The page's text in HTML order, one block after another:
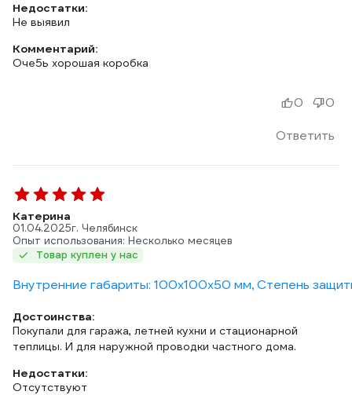
Недостатки:
Не выявил
Комментарий:
Оче5ь хорошая коробка
Ответить
0 0
Катерина
01.04.2025г. Челябинск
Опыт использования: Несколько месяцев
Товар куплен у нас
Внутренние габариты: 100х100х50 мм, Степень
Достоинства:
Покупали для гаража, летней кухни и стационарной
Недостатки:
Отсутствуют